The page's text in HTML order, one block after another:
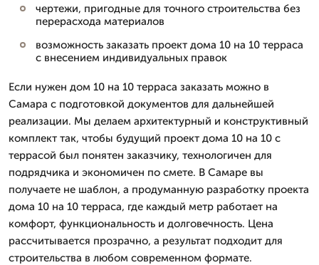
чертежи, пригодные для точного строительства без
перерасхода материалов
возможность заказать проект дома 10 на 10 терраса
с внесением индивидуальных правок
Если нужен дом 10 на 10 терраса заказать можно в
Самара с подготовкой документов для дальнейшей
реализации. Мы делаем архитектурный и конструктивный
комплект так, чтобы будущий проект дома 10 на 10 с
террасой был понятен заказчику, технологичен для
подрядчика и экономичен по смете. В Самаре вы
получаете не шаблон, а продуманную разработку проекта
дома 10 на 10 терраса, где каждый метр работает на
комфорт, функциональность и долговечность. Цена
рассчитывается прозрачно, а результат подходит для
строительства в любом современном формате.